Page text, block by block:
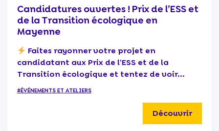
Candidatures ouvertes ! Prix de l’ESS et
de la Transition écologique en
Mayenne
Faites rayonner votre projet en
candidatant aux Prix de l’ESS et de la
Transition écologique et tentez de voir...
#ÉVÉNEMENTS ET ATELIERS
Découvrir